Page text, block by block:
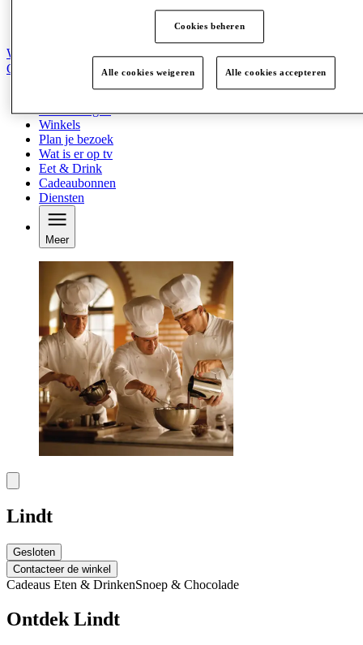
Word lid van de Club
Opgeslagen items
Aanbiedingen
Winkels
Plan je bezoek
Wat is er op tv
Eet & Drink
Cadeaubonnen
Diensten
Meer
Lindt
Gesloten
Contacteer de winkel
Cadeaus Eten & DrinkenSnoep & Chocolade
Ontdek Lindt
Cookies beheren
Alle cookies weigeren Alle cookies accepteren